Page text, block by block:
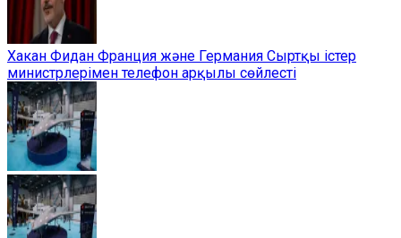
Хакан Фидан Франция және Германия Сыртқы істер
министрлерімен телефон арқылы сөйлесті